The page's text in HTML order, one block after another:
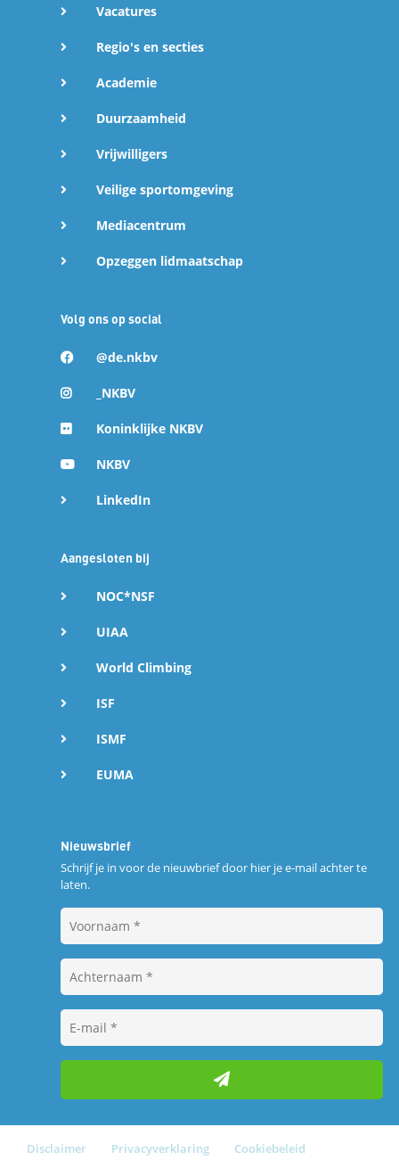
Vacatures
Regio's en secties
Academie
Duurzaamheid
Vrijwilligers
Veilige sportomgeving
Mediacentrum
Opzeggen lidmaatschap
Volg ons op social
@de.nkbv
_NKBV
Koninklijke NKBV
NKBV
LinkedIn
Aangesloten bij
NOC*NSF
UIAA
World Climbing
ISF
ISMF
EUMA
Nieuwsbrief
Schrijf je in voor de nieuwbrief door hier je e-mail achter te
laten.
Disclaimer Privacyverklaring Cookiebeleid